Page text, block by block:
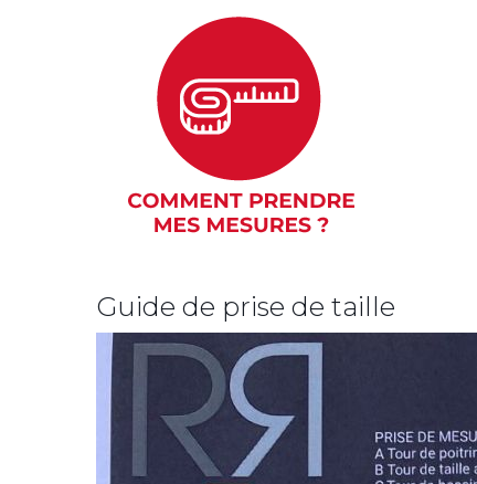
Guide de prise de taille